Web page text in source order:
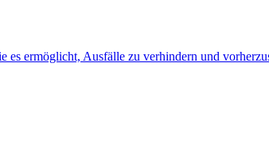
ermöglicht, Ausfälle zu verhindern und